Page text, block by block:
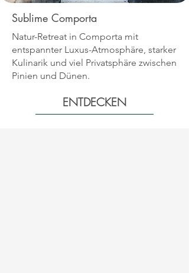
Sublime Comporta
Natur-Retreat in Comporta mit
entspannter Luxus-Atmosphäre, starker
Kulinarik und viel Privatsphäre zwischen
Pinien und Dünen.
ENTDECKEN